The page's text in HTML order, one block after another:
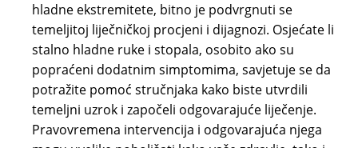
hladne ekstremitete, bitno je podvrgnuti se
temeljitoj liječničkoj procjeni i dijagnozi. Osjećate li
stalno hladne ruke i stopala, osobito ako su
popraćeni dodatnim simptomima, savjetuje se da
potražite pomoć stručnjaka kako biste utvrdili
temeljni uzrok i započeli odgovarajuće liječenje.
Pravovremena intervencija i odgovarajuća njega